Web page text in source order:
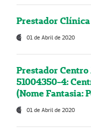
Prestador
01 de Abril de 2020
Prestador
51004350-4:
(Nome Fantasia:
01 de Abril de 2020